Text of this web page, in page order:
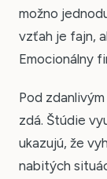
možno
vzťah je fajn,
Emocionálny
Pod
zdá. Štúdie
ukazujú, že
nabitých